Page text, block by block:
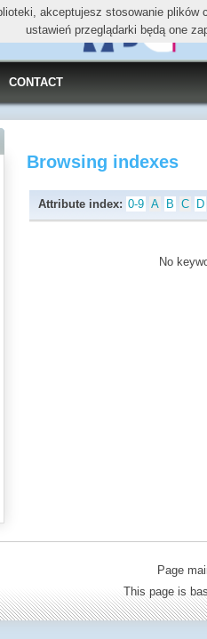
CONTACT
Browsing indexes
Attribute index: 0-9 A B C D
No
Page
This page is
akceptujesz stosowanie
ustawień przeglądarki będą one